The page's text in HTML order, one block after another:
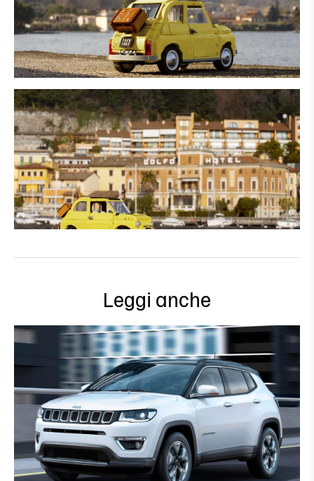
Leggi anche